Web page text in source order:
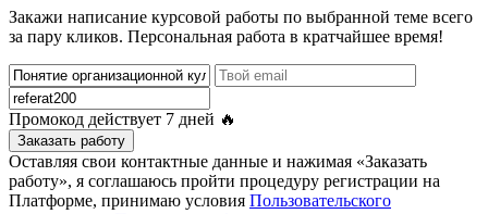
Закажи написание курсовой работы по выбранной теме всего
за пару кликов. Персональная работа в кратчайшее время!
Промокод действует 7 дней 🔥
Заказать работу
Оставляя свои контактные данные и нажимая «Заказать
работу», я соглашаюсь пройти процедуру регистрации на
Платформе, принимаю условия Пользовательского